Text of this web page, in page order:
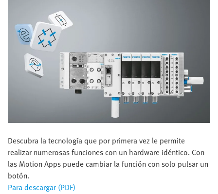
Descubra la tecnología que por primera vez le permite
realizar numerosas funciones con un hardware idéntico. Con
las Motion Apps puede cambiar la función con solo pulsar un
botón.
Para descargar (PDF)